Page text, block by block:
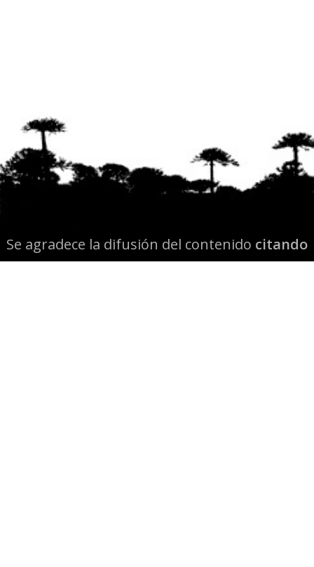
Se agradece la difusión del contenido citando
la fuente www.mapuexpress.org